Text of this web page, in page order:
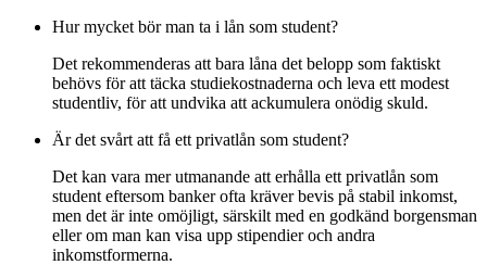
Hur mycket bör man ta i lån som student?
Det rekommenderas att bara låna det belopp som faktiskt
behövs för att täcka studiekostnaderna och leva ett modest
studentliv, för att undvika att ackumulera onödig skuld.
Är det svårt att få ett privatlån som student?
Det kan vara mer utmanande att erhålla ett privatlån som
student eftersom banker ofta kräver bevis på stabil inkomst,
men det är inte omöjligt, särskilt med en godkänd borgensman
eller om man kan visa upp stipendier och andra
inkomstformerna.